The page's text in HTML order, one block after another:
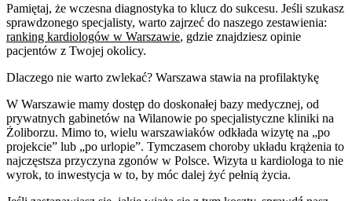
Pamiętaj, że wczesna diagnostyka to klucz do sukcesu. Jeśli szukasz
sprawdzonego specjalisty, warto zajrzeć do naszego zestawienia:
ranking kardiologów w Warszawie, gdzie znajdziesz opinie
pacjentów z Twojej okolicy.
Dlaczego nie warto zwlekać? Warszawa stawia na profilaktykę
W Warszawie mamy dostęp do doskonałej bazy medycznej, od
prywatnych gabinetów na Wilanowie po specjalistyczne kliniki na
Żoliborzu. Mimo to, wielu warszawiaków odkłada wizytę na „po
projekcie” lub „po urlopie”. Tymczasem choroby układu krążenia to
najczęstsza przyczyna zgonów w Polsce. Wizyta u kardiologa to nie
wyrok, to inwestycja w to, by móc dalej żyć pełnią życia.